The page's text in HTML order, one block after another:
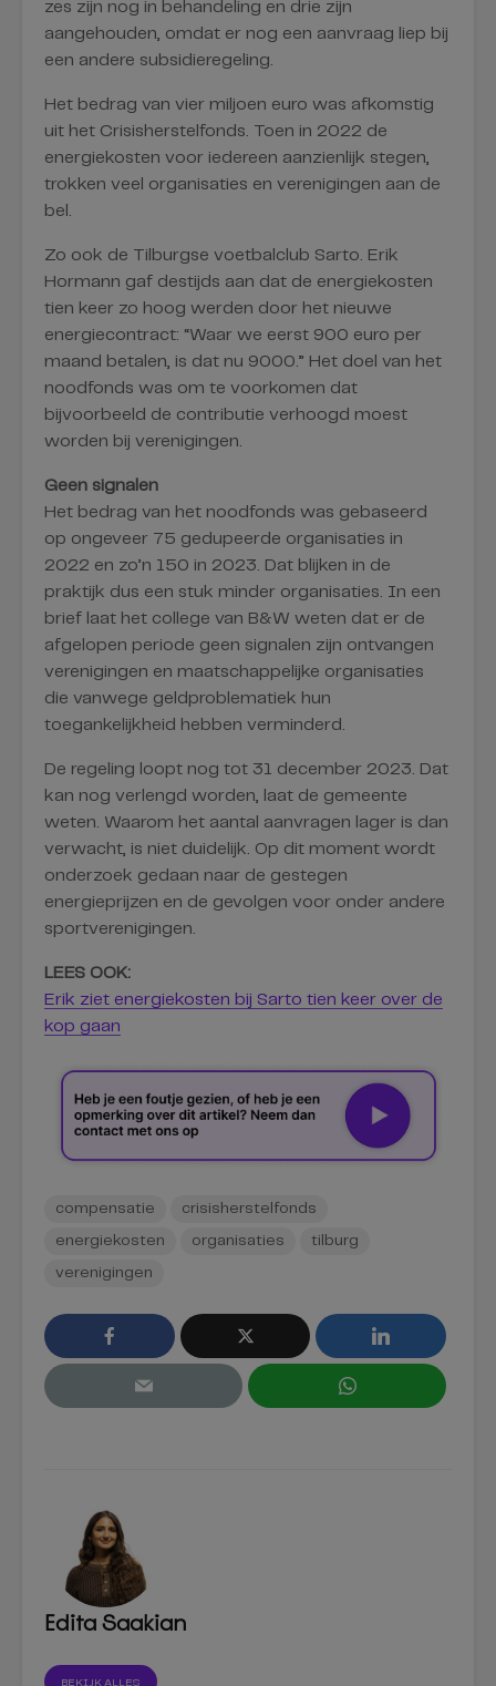
zes zijn nog in behandeling en drie zijn
aangehouden, omdat er nog een aanvraag liep bij
een andere subsidieregeling.
Het bedrag van vier miljoen euro was afkomstig
uit het Crisisherstelfonds. Toen in 2022 de
energiekosten voor iedereen aanzienlijk stegen,
trokken veel organisaties en verenigingen aan de
bel.
Zo ook de Tilburgse voetbalclub Sarto. Erik
Hormann gaf destijds aan dat de energiekosten
tien keer zo hoog werden door het nieuwe
energiecontract: “Waar we eerst 900 euro per
maand betalen, is dat nu 9000.” Het doel van het
noodfonds was om te voorkomen dat
bijvoorbeeld de contributie verhoogd moest
worden bij verenigingen.
Geen signalen
Het bedrag van het noodfonds was gebaseerd
op ongeveer 75 gedupeerde organisaties in
2022 en zo’n 150 in 2023. Dat blijken in de
praktijk dus een stuk minder organisaties. In een
brief laat het college van B&W weten dat er de
afgelopen periode geen signalen zijn ontvangen
verenigingen en maatschappelijke organisaties
die vanwege geldproblematiek hun
toegankelijkheid hebben verminderd.
De regeling loopt nog tot 31 december 2023. Dat
kan nog verlengd worden, laat de gemeente
weten. Waarom het aantal aanvragen lager is dan
verwacht, is niet duidelijk. Op dit moment wordt
onderzoek gedaan naar de gestegen
energieprijzen en de gevolgen voor onder andere
sportverenigingen.
LEES OOK:
Erik ziet energiekosten bij Sarto tien keer over de
kop gaan
compensatie crisisherstelfonds
energiekosten organisaties tilburg
verenigingen
Edita Saakian
BEKIJK ALLES